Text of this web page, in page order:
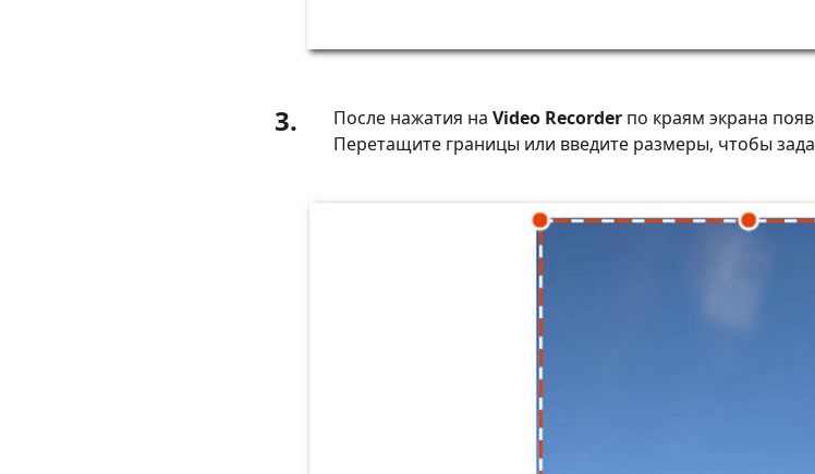
3. После нажатия на Video Recorder по краям экрана
Перетащите границы или введите размеры, чтобы